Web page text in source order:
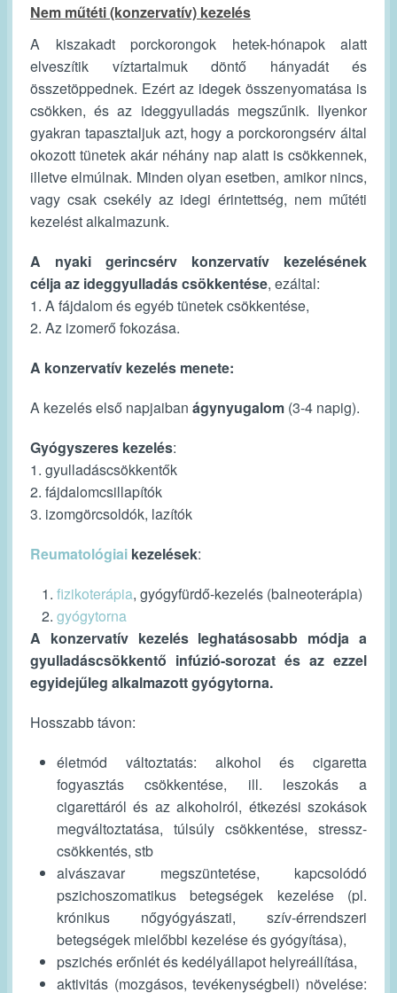
Nem műtéti (konzervatív) kezelés
A kiszakadt porckorongok hetek-hónapok alatt
elveszítik víztartalmuk döntő hányadát és
összetöppednek. Ezért az idegek összenyomatása is
csökken, és az ideggyulladás megszűnik. Ilyenkor
gyakran tapasztaljuk azt, hogy a porckorongsérv által
okozott tünetek akár néhány nap alatt is csökkennek,
illetve elmúlnak. Minden olyan esetben, amikor nincs,
vagy csak csekély az idegi érintettség, nem műtéti
kezelést alkalmazunk.
A nyaki gerincsérv konzervatív kezelésének
célja az ideggyulladás csökkentése, ezáltal:
1. A fájdalom és egyéb tünetek csökkentése,
2. Az izomerő fokozása.
A konzervatív kezelés menete:
A kezelés első napjaiban ágynyugalom (3-4 napig).
Gyógyszeres kezelés:
1. gyulladáscsökkentők
2. fájdalomcsillapítók
3. izomgörcsoldók, lazítók
Reumatológiai kezelések:
fizikoterápia, gyógyfürdő-kezelés (balneoterápia)
gyógytorna
A konzervatív kezelés leghatásosabb módja a
gyulladáscsökkentő infúzió-sorozat és az ezzel
egyidejűleg alkalmazott gyógytorna.
Hosszabb távon:
életmód változtatás: alkohol és cigaretta
fogyasztás csökkentése, ill. leszokás a
cigarettáról és az alkoholról, étkezési szokások
megváltoztatása, túlsúly csökkentése, stressz-
csökkentés, stb
alvászavar megszüntetése, kapcsolódó
pszichoszomatikus betegségek kezelése (pl.
krónikus nőgyógyászati, szív-érrendszeri
betegségek mielőbbi kezelése és gyógyítása),
pszichés erőnlét és kedélyállapot helyreállítása,
aktivitás (mozgásos, tevékenységbeli) növelése: